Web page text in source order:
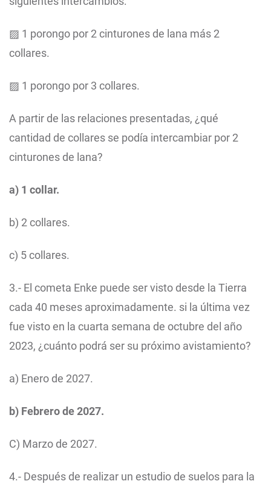
▨ 1 porongo por 2 cinturones de lana más 2
collares.
▨ 1 porongo por 3 collares.
A partir de las relaciones presentadas, ¿qué
cantidad de collares se podía intercambiar por 2
cinturones de lana?
a) 1 collar.
b) 2 collares.
c) 5 collares.
3.- El cometa Enke puede ser visto desde la Tierra
cada 40 meses aproximadamente. si la última vez
fue visto en la cuarta semana de octubre del año
2023, ¿cuánto podrá ser su próximo avistamiento?
a) Enero de 2027.
b) Febrero de 2027.
C) Marzo de 2027.
4.- Después de realizar un estudio de suelos para la